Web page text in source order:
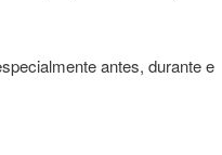
antes, durante e